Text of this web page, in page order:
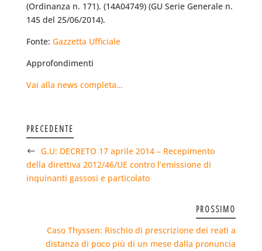
(Ordinanza n. 171). (14A04749) (GU Serie Generale n.
145 del 25/06/2014).
Fonte: Gazzetta Ufficiale
Approfondimenti
Vai alla news completa…
PRECEDENTE
G.U: DECRETO 17 aprile 2014 – Recepimento
della direttiva 2012/46/UE contro l’emissione di
inquinanti gassosi e particolato
PROSSIMO
Caso Thyssen: Rischio di prescrizione dei reati a
distanza di poco più di un mese dalla pronuncia